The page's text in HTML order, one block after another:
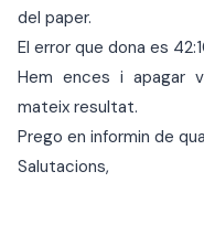
del paper.
El error que dona es
Hem ences i apagar
mateix resultat.
Prego en informin de
Salutacions,